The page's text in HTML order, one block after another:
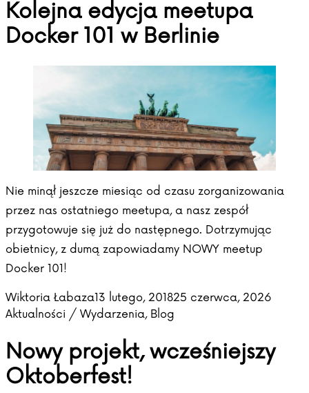
Kolejna edycja meetupa
Docker 101 w Berlinie
Nie minął jeszcze miesiąc od czasu zorganizowania
przez nas ostatniego meetupa, a nasz zespół
przygotowuje się już do następnego. Dotrzymując
obietnicy, z dumą zapowiadamy NOWY meetup
Docker 101!
Posted by
Wiktoria Łabaza13 lutego, 201825 czerwca, 2026
Aktualności / Wydarzenia, Blog
Nowy projekt, wcześniejszy
Oktoberfest!